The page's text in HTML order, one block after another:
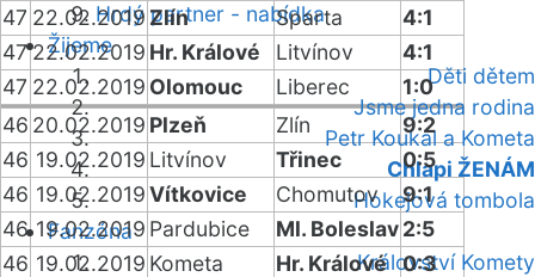
Hrdý partner - nabídka
Žijeme
Děti dětem
Jsme jedna rodina
Petr Koukal a Kometa
Chlapi ŽENÁM
Hokejová tombola
Fanzóna
Království Komety
47 22.02.2019 Zlín Sparta
4:1
4722.02.2019 Hr. Králové Litvínov
4:1
47 22.02.2019 Olomouc Liberec
1:0
46 20.02.2019 Plzeň Zlín
9:2
46 19.02.2019 Litvínov Třinec
0:5
46 19.02.2019Vítkovice Chomutov
9:1
46 19.02.2019 Pardubice Ml. Boleslav2:5
46 19.02.2019 Kometa Hr. Králové
0:3